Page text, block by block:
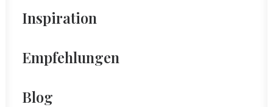
Inspiration
Empfehlungen
Blog